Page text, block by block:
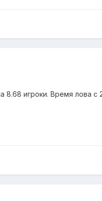
игроки. Время лова